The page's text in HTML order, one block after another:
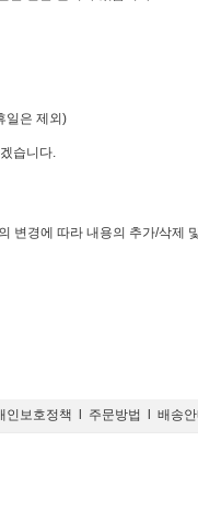
일은 제외)
습니다.
경에 따라 내용의 추가/삭제
인보호정책 주문방법 배송안